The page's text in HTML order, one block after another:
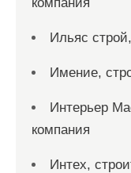
Ильяс
Имение,
Интерьер
компания
Интех,